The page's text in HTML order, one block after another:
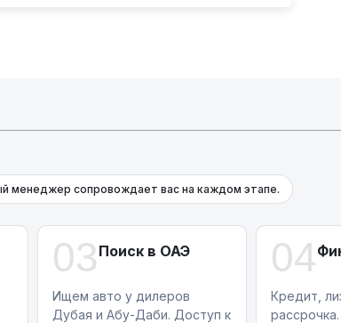
менеджер сопровождает вас на каждом этапе.
03 Поиск в ОАЭ
Ищем авто у дилеров
Дубая и Абу-Даби. Доступ к
04
Кредит,